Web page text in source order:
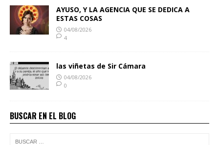
AYUSO, Y LA AGENCIA QUE SE DEDICA A
ESTAS COSAS
04/08/2026
4
las viñetas de Sir Cámara
04/08/2026
0
BUSCAR EN EL BLOG